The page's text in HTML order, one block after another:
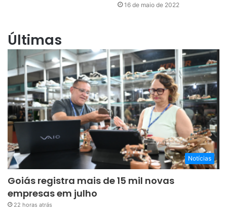
16 de maio de 2022
Últimas
Notícias
Goiás registra mais de 15 mil novas
empresas em julho
22 horas atrás